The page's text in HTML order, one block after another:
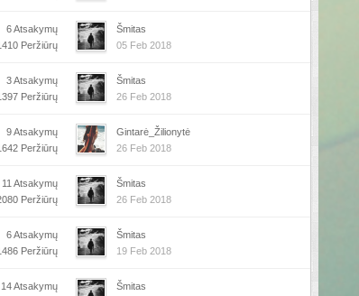
6 Atsakymų
Peržiūrų
Šmitas
05 Feb 2018
3 Atsakymų
Peržiūrų
Šmitas
26 Feb 2018
9 Atsakymų
Peržiūrų
Gintarė_Žilionytė
26 Feb 2018
11 Atsakymų
Peržiūrų
Šmitas
26 Feb 2018
6 Atsakymų
Peržiūrų
Šmitas
19 Feb 2018
14 Atsakymų
Šmitas